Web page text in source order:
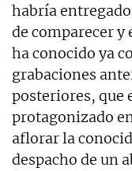
habría
de comparecer y
ha conocido ya
grabaciones
posteriores, que
protagonizado
aflorar la
despacho de un